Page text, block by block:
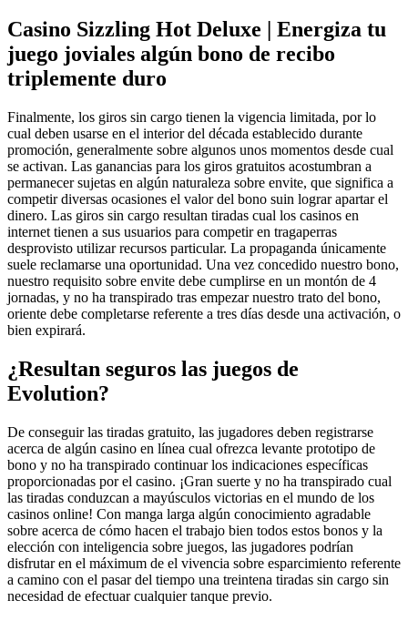
Casino Sizzling Hot Deluxe | Energiza tu
juego joviales algún bono de recibo
triplemente duro
Finalmente, los giros sin cargo tienen la vigencia limitada, por lo
cual deben usarse en el interior del década establecido durante
promoción, generalmente sobre algunos unos momentos desde cual
se activan. Las ganancias para los giros gratuitos acostumbran a
permanecer sujetas en algún naturaleza sobre envite, que significa a
competir diversas ocasiones el valor del bono suin lograr apartar el
dinero. Las giros sin cargo resultan tiradas cual los casinos en
internet tienen a sus usuarios para competir en tragaperras
desprovisto utilizar recursos particular. La propaganda únicamente
suele reclamarse una oportunidad. Una vez concedido nuestro bono,
nuestro requisito sobre envite debe cumplirse en un montón de 4
jornadas, y no ha transpirado tras empezar nuestro trato del bono,
oriente debe completarse referente a tres días desde una activación, o
bien expirará.
¿Resultan seguros las juegos de
Evolution?
De conseguir las tiradas gratuito, las jugadores deben registrarse
acerca de algún casino en línea cual ofrezca levante prototipo de
bono y no ha transpirado continuar los indicaciones específicas
proporcionadas por el casino. ¡Gran suerte y no ha transpirado cual
las tiradas conduzcan a mayúsculos victorias en el mundo de los
casinos online! Con manga larga algún conocimiento agradable
sobre acerca de cómo hacen el trabajo bien todos estos bonos y la
elección con inteligencia sobre juegos, las jugadores podrían
disfrutar en el máximum de el vivencia sobre esparcimiento referente
a camino con el pasar del tiempo una treintena tiradas sin cargo sin
necesidad de efectuar cualquier tanque previo.